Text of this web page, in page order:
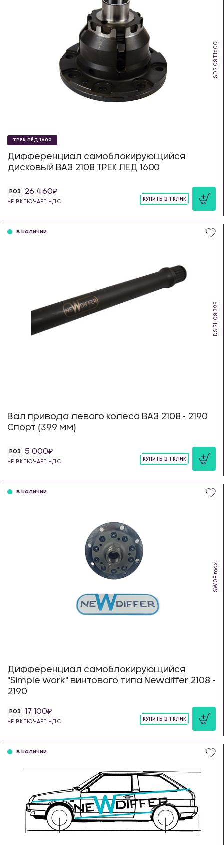
SDS.08.T1600
ТРЕК ЛЁД 1600
Дифференциал самоблокирующийся
дисковый ВАЗ 2108 ТРЕК ЛЕД 1600
РОЗ 26 460
НЕ ВКЛЮЧАЕТ НДС
КУПИТЬ В 1 КЛИК
DS.SL.08.399
в наличии
Вал привода левого колеса ВАЗ 2108 - 2190
Спорт (399 мм)
РОЗ 5 000
НЕ ВКЛЮЧАЕТ НДС
КУПИТЬ В 1 КЛИК
SW.08.max.
в наличии
Дифференциал самоблокирующийся
"Simple work" винтового типа Newdiffer 2108 -
2190
РОЗ 17 100
НЕ ВКЛЮЧАЕТ НДС
КУПИТЬ В 1 КЛИК
в наличии